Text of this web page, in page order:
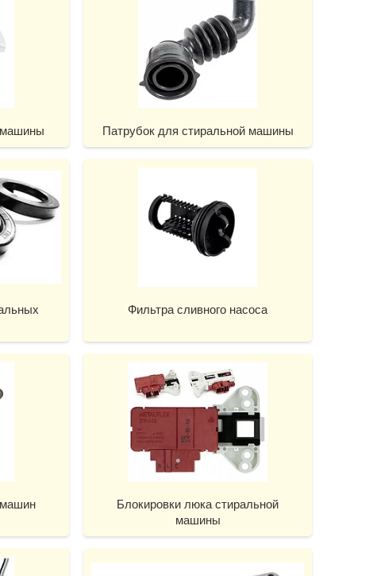
машины Патрубок для стиральной машины
Фильтра сливного насоса
Блокировки люка стиральной
машины